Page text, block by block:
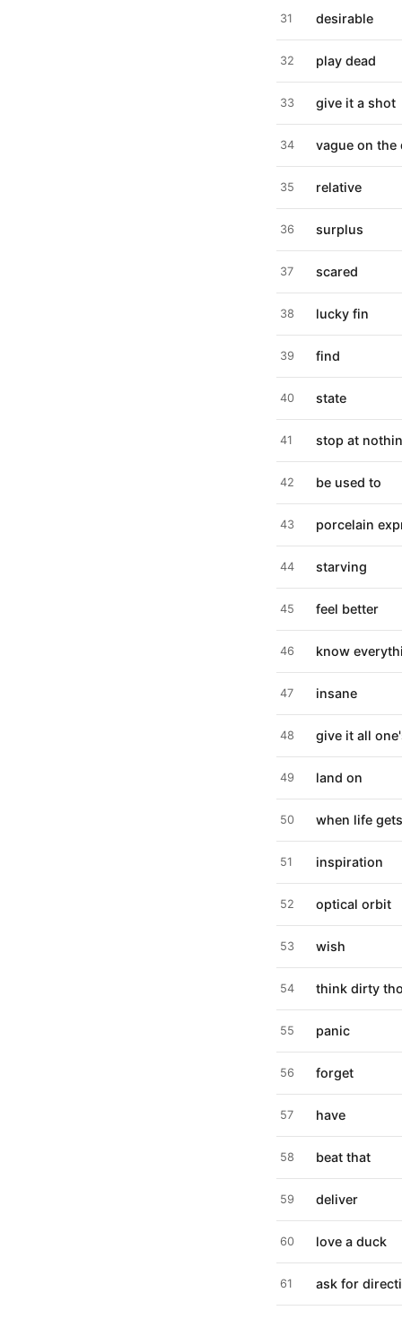
31 desirable
32 play dead
33 give it a shot
34 vague on the
35 relative
36 surplus
37 scared
38 lucky fin
39 find
40 state
41 stop at
42 be used to
43 porcelain
44 starving
45 feel better
46 know
47 insane
48 give it all
49 land on
50 when life
51 inspiration
52 optical orbit
53 wish
54 think dirty
55 panic
56 forget
57 have
58 beat that
59 deliver
60 love a duck
61 ask for